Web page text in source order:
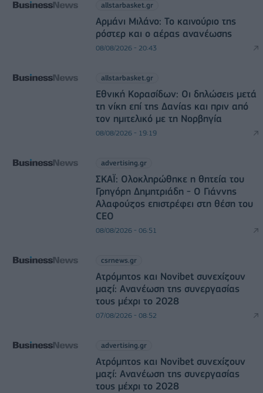
allstarbasket.gr
Αρμάνι Μιλάνο: Το καινούριο της
ρόστερ και ο αέρας ανανέωσης
08/08/2026 - 20:43
allstarbasket.gr
Εθνική Κορασίδων: Οι δηλώσεις μετά
τη νίκη επί της Δανίας και πριν από
τον ημιτελικό με τη Νορβηγία
08/08/2026 - 19:19
advertising.gr
ΣΚΑΪ: Ολοκληρώθηκε η θητεία του
Γρηγόρη Δημητριάδη - Ο Γιάννης
Αλαφούζος επιστρέφει στη θέση του
CEO
08/08/2026 - 06:51
csrnews.gr
Ατρόμητος και Novibet συνεχίζουν
μαζί: Ανανέωση της συνεργασίας
τους μέχρι το 2028
07/08/2026 - 08:52
advertising.gr
Ατρόμητος και Novibet συνεχίζουν
μαζί: Ανανέωση της συνεργασίας
τους μέχρι το 2028